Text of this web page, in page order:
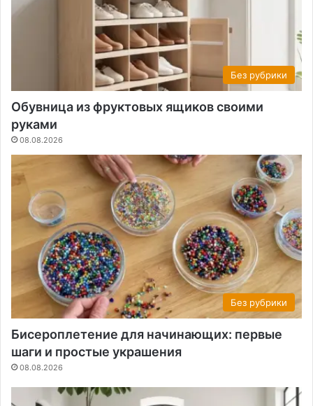
Без рубрики
Обувница из фруктовых ящиков своими
руками
08.08.2026
Без рубрики
Бисероплетение для начинающих: первые
шаги и простые украшения
08.08.2026